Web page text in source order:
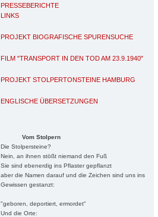
PRESSEBERICHTE
LINKS
PROJEKT BIOGRAFISCHE SPURENSUCHE
FILM "TRANSPORT IN DEN TOD AM 23.9.1940"
PROJEKT STOLPERTONSTEINE HAMBURG
ENGLISCHE ÜBERSETZUNGEN
Vom Stolpern
Die Stolpersteine?
Nein, an ihnen stößt niemand den Fuß
Sie sind ebenerdig ins Pflaster gepflanzt
aber die Namen darauf und die Zeichen sind uns ins
Gewissen gestanzt:
"geboren, deportiert, ermordet"
Und die Orte: